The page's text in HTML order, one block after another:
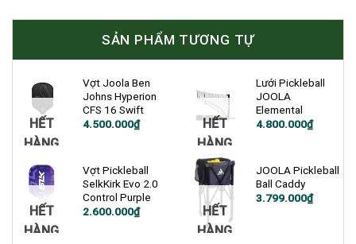
SẢN PHẨM TƯƠNG TỰ
HẾT
HÀNG
Vợt Joola Ben
Johns Hyperion
CFS 16 Swift
Giá
4.500.000₫
Giá
4.500.000₫.
HẾT
HÀNG
Lưới Pickleball
JOOLA
Elemental
4.800.000₫
HẾT
HÀNG
Vợt Pickleball
SelkKirk Evo 2.0
Control Purple
Giá
2.600.000₫
Giá
HẾT
HÀNG
JOOLA Pickleball
Ball Caddy
3.799.000₫